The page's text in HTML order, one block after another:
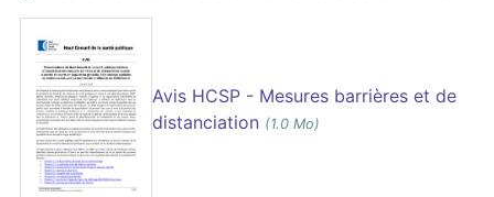
Avis HCSP - Mesures barrières et de
distanciation (1.0 Mo)